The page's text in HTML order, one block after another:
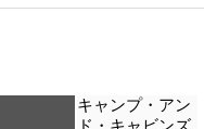
キャンプ・アン
ド・キャビンズ